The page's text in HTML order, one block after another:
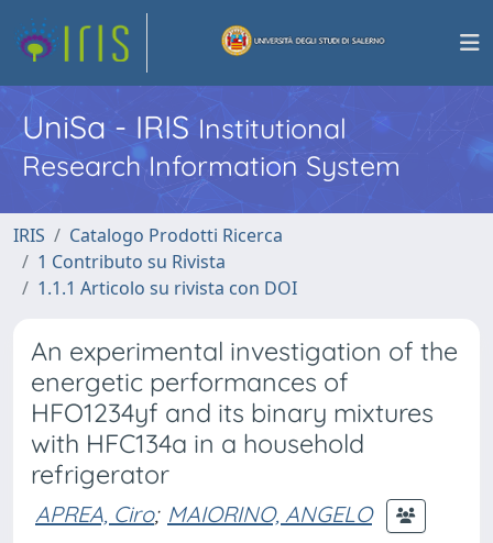
UniSa - IRISInstitutional
Research Information System
IRIS
Catalogo Prodotti Ricerca
1 Contributo su Rivista
1.1.1 Articolo su rivista con DOI
An experimental investigation of the
energetic performances of
HFO1234yf and its binary mixtures
with HFC134a in a household
refrigerator
APREA, Ciro; MAIORINO, ANGELO